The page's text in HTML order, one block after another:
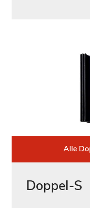
Alle
Doppel-S